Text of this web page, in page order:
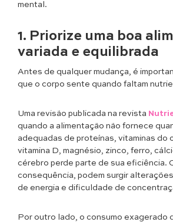
mental.
1. Priorize uma boa
variada e equilibrada
Antes de qualquer mudança, é
que o corpo sente quando faltam
Uma revisão publicada na revista
quando a alimentação não fornece
adequadas de proteínas, vitaminas do
vitamina D, magnésio, zinco, ferro,
cérebro perde parte de sua eficiência.
consequência, podem surgir
de energia e dificuldade de
Por outro lado, o consumo exagerado